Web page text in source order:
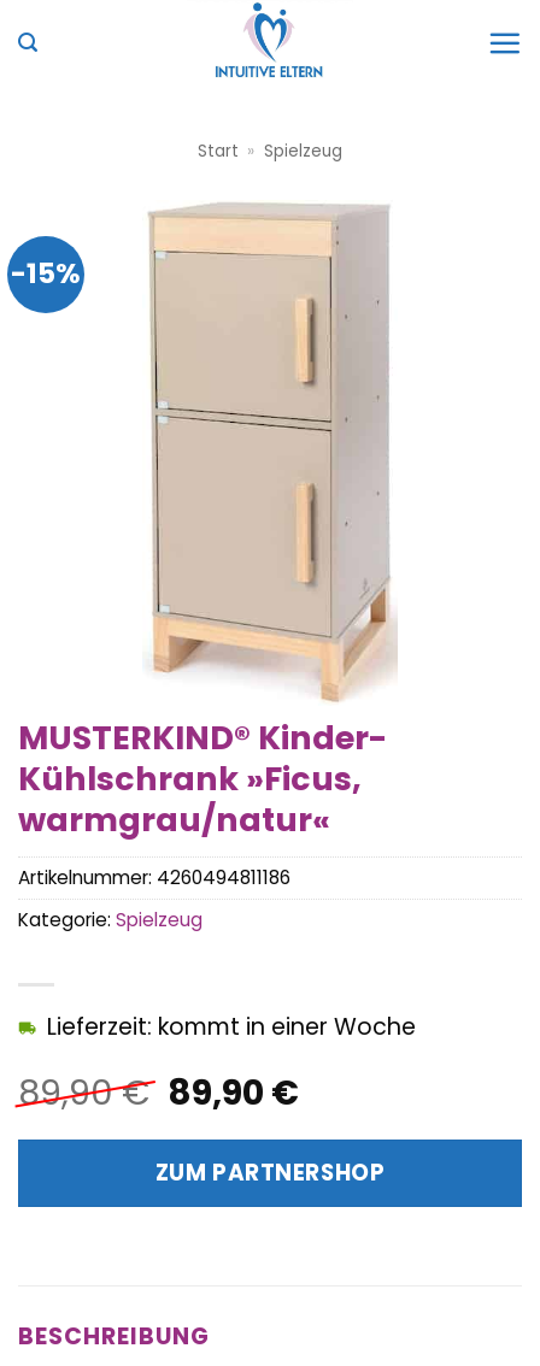
Inhalt
Start » Spielzeug
-15%
MUSTERKIND® Kinder-
Kühlschrank »Ficus,
warmgrau/natur«
89,90€ Ursprünglicher
Preis
war:
89,90 €
89,90 €Aktueller
ist:
89,90 €.
Lieferzeit: kommt in einer Woche
ZUM PARTNERSHOP
Artikelnummer: 4260494811186
Kategorie: Spielzeug
BESCHREIBUNG